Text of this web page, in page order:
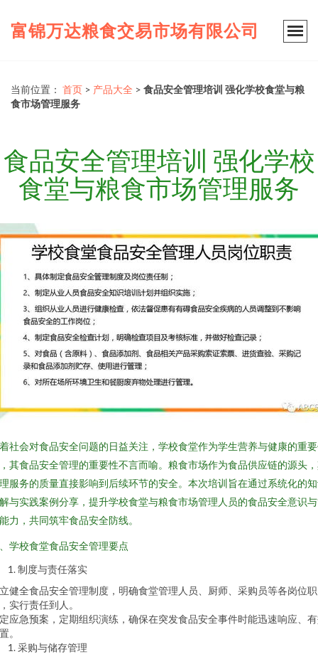
富锦万达粮食交易市场有限公司
当前位置： 首页 > 产品大全 > 食品安全管理培训 强化学校食堂与粮
食市场管理服务
食品安全管理培训 强化学校
食堂与粮食市场管理服务
社会对食品安全问题的日益关注，学校食堂作为学生营养与健康的重
其食品安全管理的重要性不言而喻。粮食市场作为食品供应链的源头
服务的质量直接影响到后续环节的安全。本次培训旨在通过系统化的
与实践案例分享，提升学校食堂与粮食市场管理人员的食品安全意识
力，共同筑牢食品安全防线。
学校食堂食品安全管理要点
制度与责任落实
健全食品安全管理制度，明确食堂管理人员、厨师、采购员等各岗位职
实行责任到人。
应急预案，定期组织演练，确保在突发食品安全事件时能迅速响应、
。
采购与储存管理